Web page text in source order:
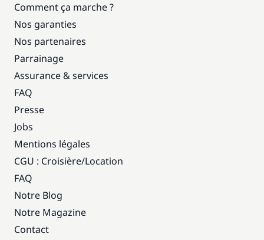
Comment ça marche ?
Nos garanties
Nos partenaires
Parrainage
Assurance & services
FAQ
Presse
Jobs
Mentions légales
CGU : Croisière/Location
FAQ
Notre Blog
Notre Magazine
Contact